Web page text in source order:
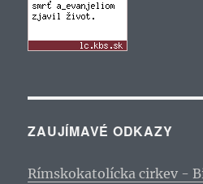
ZAUJÍMAVÉ ODKAZY
Rímskokatolícka cirkev -